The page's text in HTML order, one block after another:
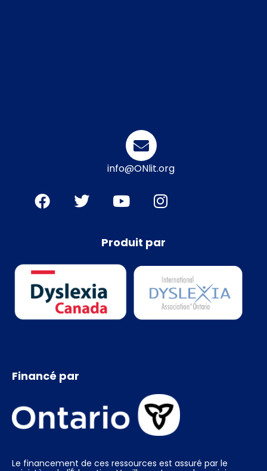
info@ONlit.org
Produit par
Financé par
Le financement de ces ressources est assuré par le